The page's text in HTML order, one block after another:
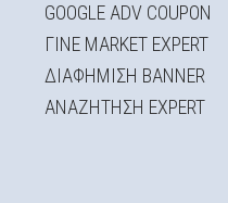
GOOGLE ADV COUPON
ΓΙΝΕ MARKET EXPERT
ΔΙΑΦΗΜΙΣΗ BANNER
ΑΝΑΖΗΤΗΣΗ EXPERT